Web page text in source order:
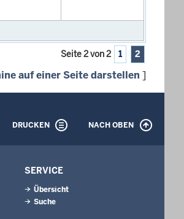
Seite 2 von 2 1 2
auf einer Seite darstellen ]
DRUCKEN NACH OBEN
SERVICE
Übersicht
Suche